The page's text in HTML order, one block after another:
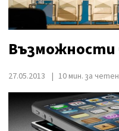
Възможности
27.05.2013 10 мин. за